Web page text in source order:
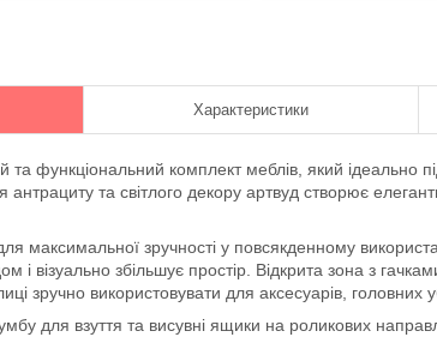
Характеристики
функціональний комплект меблів, який ідеально
та світлого декору артвуд створює
максимальної зручності у повсякденному
і візуально збільшує простір. Відкрита зона з
зручно використовувати для аксесуарів, головних
для взуття та висувні ящики на роликових